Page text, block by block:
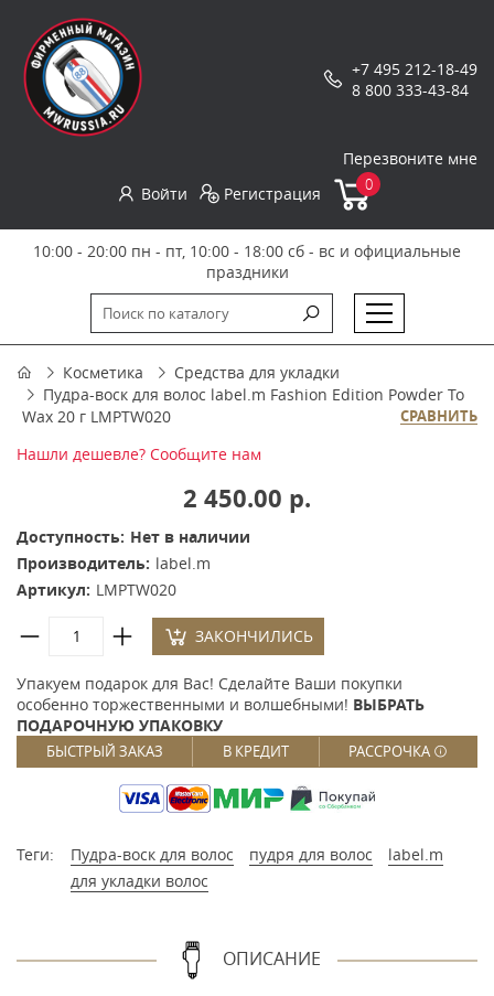
+7 495 212-18-49
8 800 333-43-84
Перезвоните мне
Войти
Регистрация 0
10:00 - 20:00 пн - пт, 10:00 - 18:00 сб - вс и официальные
праздники
Косметика
Средства для укладки
Пудра-воск для волос label.m Fashion Edition Powder To
Wax 20 г LMPTW020
СРАВНИТЬ
Нашли дешевле? Сообщите нам
2 450.00 р.
Доступность: Нет в наличии
Производитель: label.m
Артикул: LMPTW020
ЗАКОНЧИЛИСЬ
Упакуем подарок для Вас! Сделайте Ваши покупки
особенно торжественными и волшебными! ВЫБРАТЬ
ПОДАРОЧНУЮ УПАКОВКУ
БЫСТРЫЙ ЗАКАЗ В КРЕДИТ РАССРОЧКА
Теги: Пудра-воск для волос пудря для волос
label.m
для укладки волос
ОПИСАНИЕ